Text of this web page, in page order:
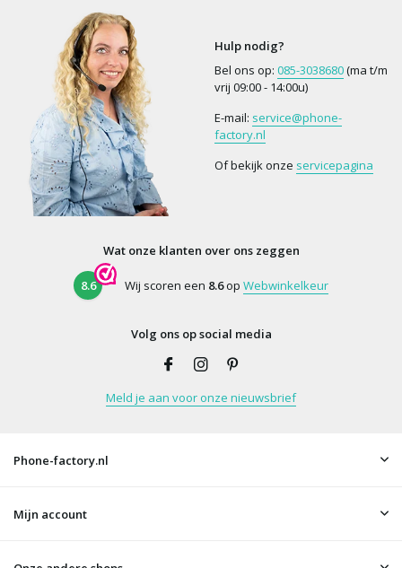
Hulp nodig?
Bel ons op: 085-3038680(ma t/m
vrij 09:00 - 14:00u)
E-mail: service@phone-
factory.nl
Of bekijk onze servicepagina
Wat onze klanten over ons zeggen
8.6 Wij scoren een 8.6op Webwinkelkeur
Volg ons op social media
Meld je aan voor onze nieuwsbrief
Phone-factory.nl
Mijn account